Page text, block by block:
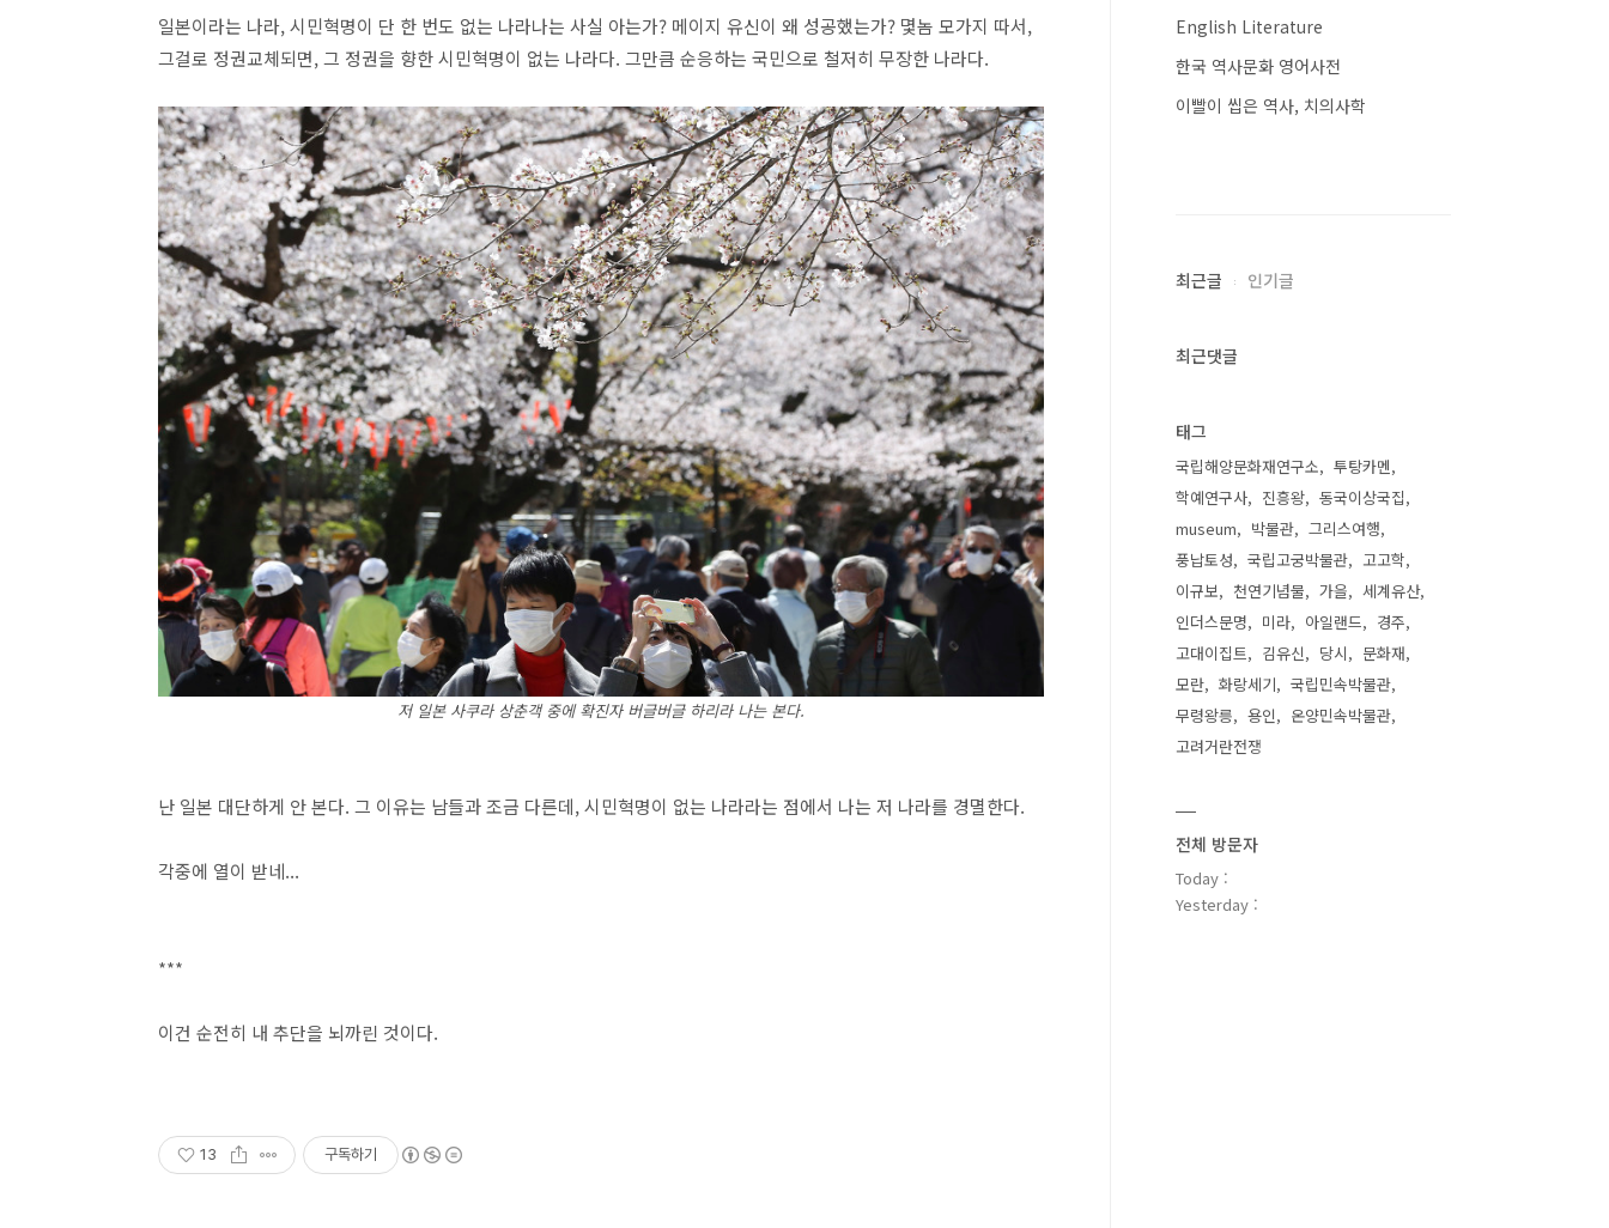
일본이라는 나라, 시민혁명이 단 한 번도 없는 나라나는 사실 아는가? 메이지 유신이 왜 성공했는가? 몇놈 모가지 따서,
그걸로 정권교체되면, 그 정권을 향한 시민혁명이 없는 나라다. 그만큼 순응하는 국민으로 철저히 무장한 나라다.
저 일본 사쿠라 상춘객 중에 확진자 버글버글 하리라 나는 본다.
난 일본 대단하게 안 본다. 그 이유는 남들과 조금 다른데, 시민혁명이 없는 나라라는 점에서 나는 저 나라를 경멸한다.
각중에 열이 받네...
***
이건 순전히 내 추단을 뇌까린 것이다.
13 구독하기
English Literature
한국 역사문화 영어사전
이빨이 씹은 역사, 치의사학
최근글 인기글
최근댓글
태그
국립해양문화재연구소
투탕카멘
학예연구사
진흥왕
동국이상국집
museum
박물관
그리스여행
풍납토성
국립고궁박물관
고고학
이규보
천연기념물 가을
세계유산
인더스문명
미라 아일랜드
경주
고대이집트
김유신 당시
문화재
모란
화랑세기
국립민속박물관
무령왕릉
용인
온양민속박물관
고려거란전쟁
전체 방문자
Today :
Yesterday :